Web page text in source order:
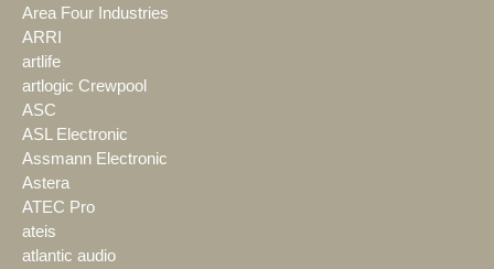
Area Four Industries
ARRI
artlife
artlogic Crewpool
ASC
ASL Electronic
Assmann Electronic
Astera
ATEC Pro
ateis
atlantic audio